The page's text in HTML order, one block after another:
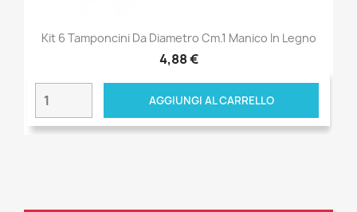
Kit 6 Tamponcini Da Diametro Cm.1 Manico In Legno
4,88 €
AGGIUNGI AL CARRELLO